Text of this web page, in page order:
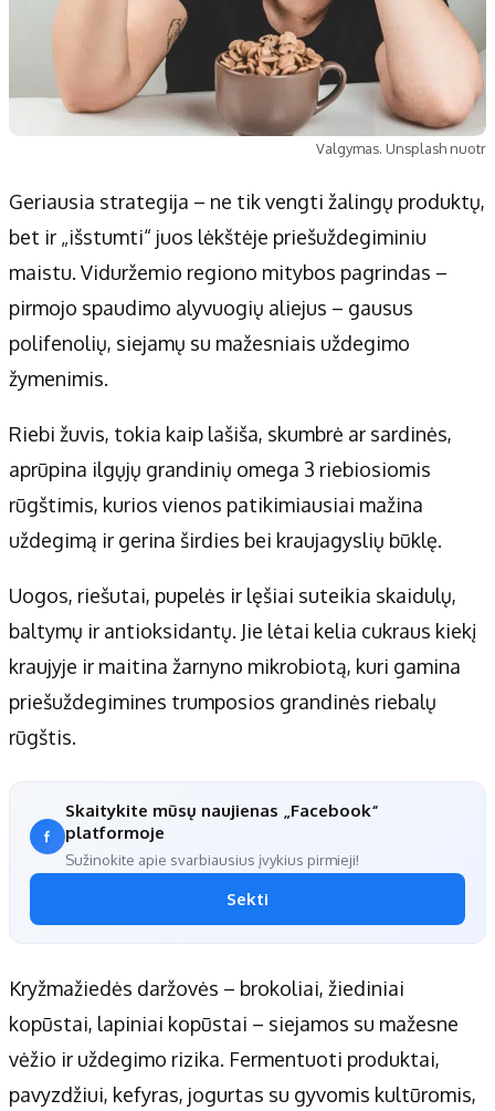
Valgymas. Unsplash nuotr
Geriausia strategija – ne tik vengti žalingų produktų,
bet ir „išstumti“ juos lėkštėje priešuždegiminiu
maistu. Viduržemio regiono mitybos pagrindas –
pirmojo spaudimo alyvuogių aliejus – gausus
polifenolių, siejamų su mažesniais uždegimo
žymenimis.
Riebi žuvis, tokia kaip lašiša, skumbrė ar sardinės,
aprūpina ilgųjų grandinių omega 3 riebiosiomis
rūgštimis, kurios vienos patikimiausiai mažina
uždegimą ir gerina širdies bei kraujagyslių būklę.
Uogos, riešutai, pupelės ir lęšiai suteikia skaidulų,
baltymų ir antioksidantų. Jie lėtai kelia cukraus kiekį
kraujyje ir maitina žarnyno mikrobiotą, kuri gamina
priešuždegimines trumposios grandinės riebalų
rūgštis.
Skaitykite mūsų naujienas „Facebook“
platformoje
Sužinokite apie svarbiausius įvykius pirmieji!
Sekti
Kryžmažiedės daržovės – brokoliai, žiediniai
kopūstai, lapiniai kopūstai – siejamos su mažesne
vėžio ir uždegimo rizika. Fermentuoti produktai,
pavyzdžiui, kefyras, jogurtas su gyvomis kultūromis,